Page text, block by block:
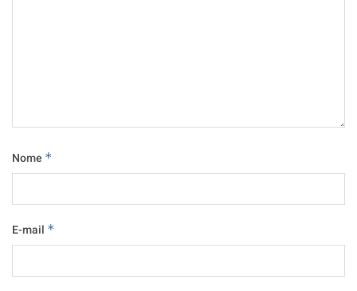
Nome *
E-mail *